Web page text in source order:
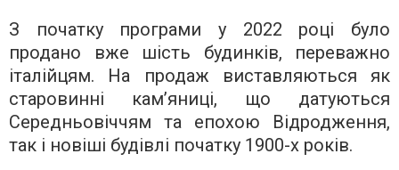
З початку програми у 2022 році було
продано вже шість будинків, переважно
італійцям. На продаж виставляються як
старовинні кам’яниці, що датуються
Середньовіччям та епохою Відродження,
так і новіші будівлі початку 1900-х років.